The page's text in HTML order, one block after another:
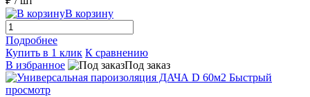
В корзину
Подробнее
Купить в 1 клик К сравнению
В избранное
Под заказ
Быстрый
просмотр